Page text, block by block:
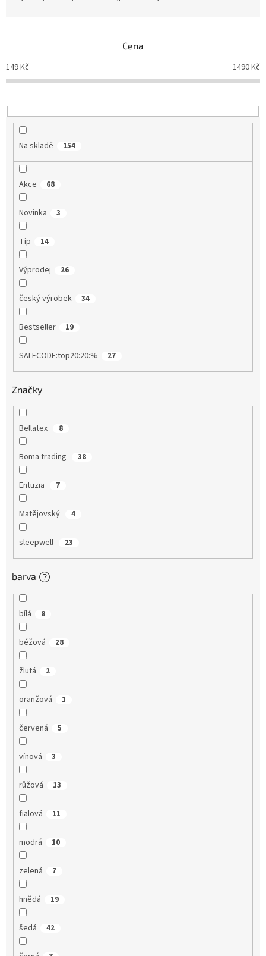
p
r
o
u
Cena
149Kč 1490Kč
Na skladě 154
Akce 68
Novinka 3
Tip 14
Výprodej 26
český výrobek 34
Bestseller 19
SALECODE:top20:20:% 27
Značky
Bellatex 8
Boma trading 38
Entuzia 7
Matějovský 4
sleepwell 23
barva ?
bílá 8
béžová 28
žlutá 2
oranžová 1
červená 5
vínová 3
růžová 13
fialová 11
modrá 10
zelená 7
hnědá 19
šedá 42